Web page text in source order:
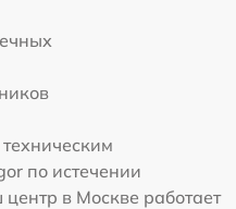
по истечении
в Москве работает